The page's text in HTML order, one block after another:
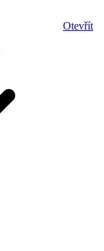
Otevřít